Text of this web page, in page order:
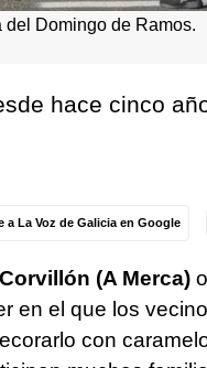
del Domingo de Ramos.
hace cinco
a La Voz de Galicia en Google
(A Merca)
en el que los
con